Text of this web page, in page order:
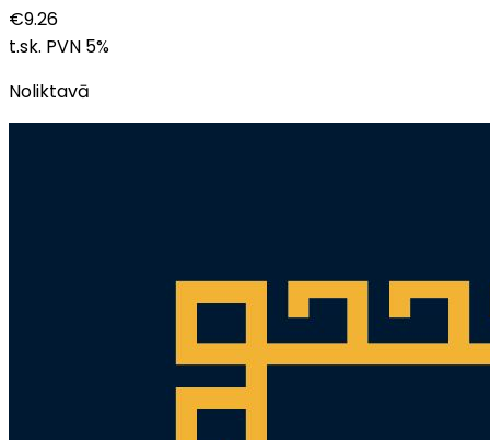
€9.26
t.sk. PVN 5%
Noliktavā